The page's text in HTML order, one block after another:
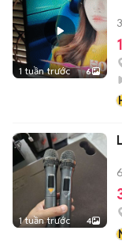
1 tuần trước 6
1 tuần trước 4